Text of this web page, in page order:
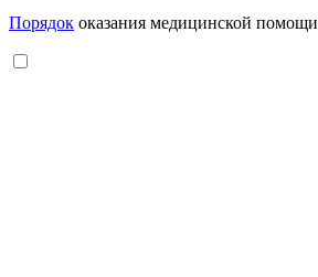
Порядок оказания медицинской помощи